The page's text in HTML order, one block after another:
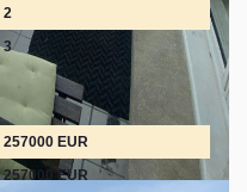
2
3
257000 EUR
257000 EUR